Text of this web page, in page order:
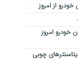
از امروز
خودرو امروز
چوبی